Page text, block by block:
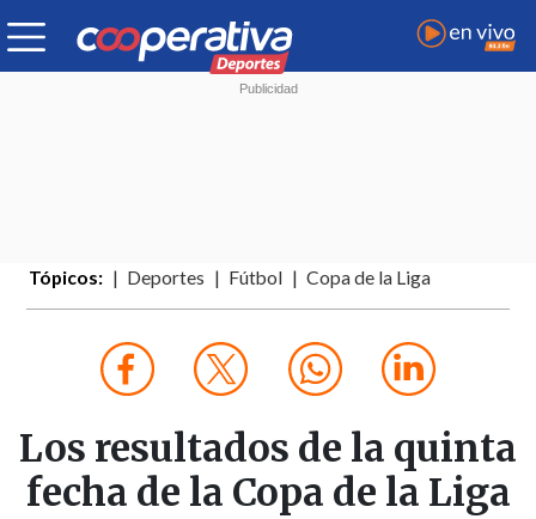
Tópicos: Deportes Fútbol Copa de la Liga
Los resultados de la quinta
fecha de la Copa de la Liga